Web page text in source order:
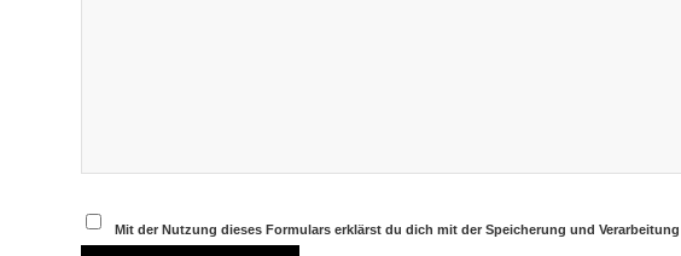
Mit der Nutzung dieses Formulars erklärst du dich mit der Speicherung und